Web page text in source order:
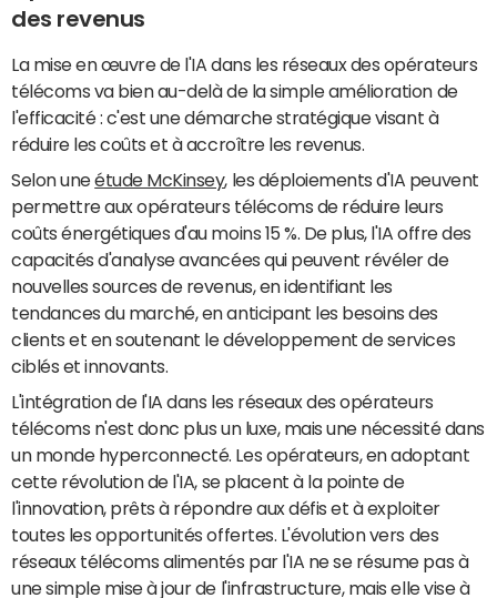
des revenus
La mise en œuvre de l'IA dans les réseaux des opérateurs
télécoms va bien au-delà de la simple amélioration de
l'efficacité : c'est une démarche stratégique visant à
réduire les coûts et à accroître les revenus.
Selon uneétude McKinsey, les déploiements d'IA peuvent
permettre aux opérateurs télécoms de réduire leurs
coûts énergétiques d'au moins 15 %. De plus, l'IA offre des
capacités d'analyse avancées qui peuvent révéler de
nouvelles sources de revenus, en identifiant les
tendances du marché, en anticipant les besoins des
clients et en soutenant le développement de services
ciblés et innovants.
L'intégration de l'IA dans les réseaux des opérateurs
télécoms n'est donc plus un luxe, mais une nécessité dans
un monde hyperconnecté. Les opérateurs, en adoptant
cette révolution de l'IA, se placent à la pointe de
l'innovation, prêts à répondre aux défis et à exploiter
toutes les opportunités offertes. L'évolution vers des
réseaux télécoms alimentés par l'IA ne se résume pas à
une simple mise à jour de l'infrastructure, mais elle vise à